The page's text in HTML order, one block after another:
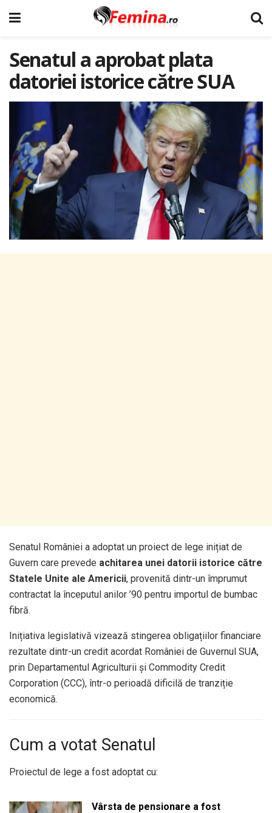
Senatul a aprobat plata
datoriei istorice către SUA
Senatul României a adoptat un proiect de lege inițiat de
Guvern care prevede achitarea unei datorii istorice către
Statele Unite ale Americii, provenită dintr-un împrumut
contractat la începutul anilor ’90 pentru importul de bumbac
fibră.
Inițiativa legislativă vizează stingerea obligațiilor financiare
rezultate dintr-un credit acordat României de Guvernul SUA,
prin Departamentul Agriculturii și Commodity Credit
Corporation (CCC), într-o perioadă dificilă de tranziție
economică.
Cum a votat Senatul
Proiectul de lege a fost adoptat cu:
Vârsta de pensionare a fost